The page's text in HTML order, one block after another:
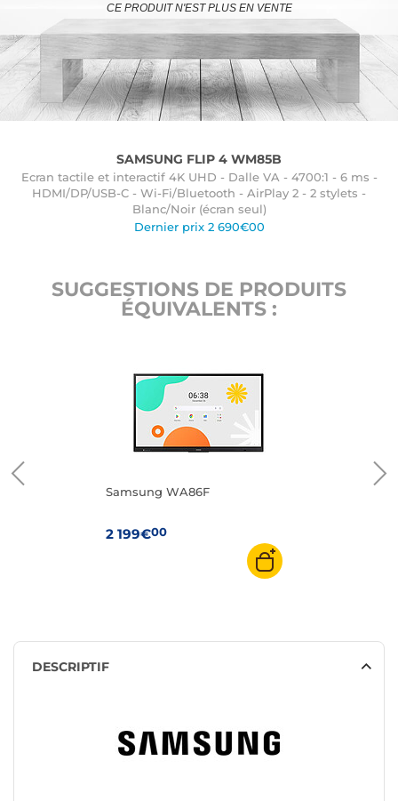
CE PRODUIT N'EST PLUS EN VENTE
SAMSUNG FLIP 4 WM85B
Ecran tactile et interactif 4K UHD - Dalle VA - 4700:1 - 6 ms -
HDMI/DP/USB-C - Wi-Fi/Bluetooth - AirPlay 2 - 2 stylets -
Blanc/Noir (écran seul)
Dernier prix 2 690€00
SUGGESTIONS DE PRODUITS
ÉQUIVALENTS :
Samsung WA86F
2 199€00
DESCRIPTIF